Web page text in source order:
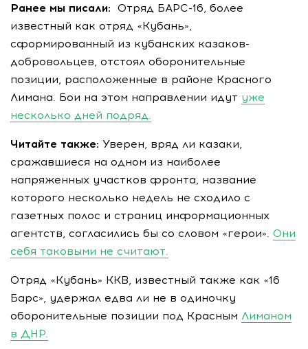
Ранее мы писали: Отряд БАРС-16, более
известный как отряд «Кубань»,
сформированный из кубанских казаков-
добровольцев, отстоял оборонительные
позиции, расположенные в районе Красного
Лимана. Бои на этом направлении идут уже
несколько дней подряд.
Читайте также: Уверен, вряд ли казаки,
сражавшиеся на одном из наиболее
напряженных участков фронта, название
которого несколько недель не сходило с
газетных полос и страниц информационных
агентств, согласились бы со словом «герои». Они
себя таковыми не считают.
Отряд «Кубань» ККВ, известный также как «16
Барс», удержал едва ли не в одиночку
оборонительные позиции под Красным Лиманом
в ДНР.